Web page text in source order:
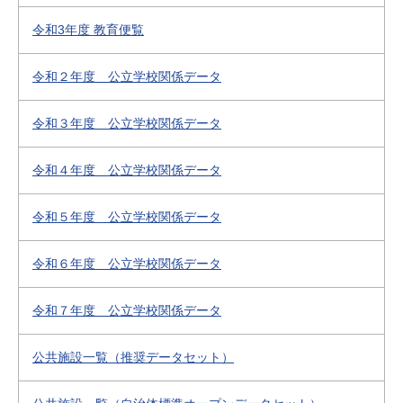
令和3年度 教育便覧
令和２年度 公立学校関係データ
令和３年度 公立学校関係データ
令和４年度 公立学校関係データ
令和５年度 公立学校関係データ
令和６年度 公立学校関係データ
令和７年度 公立学校関係データ
公共施設一覧（推奨データセット）